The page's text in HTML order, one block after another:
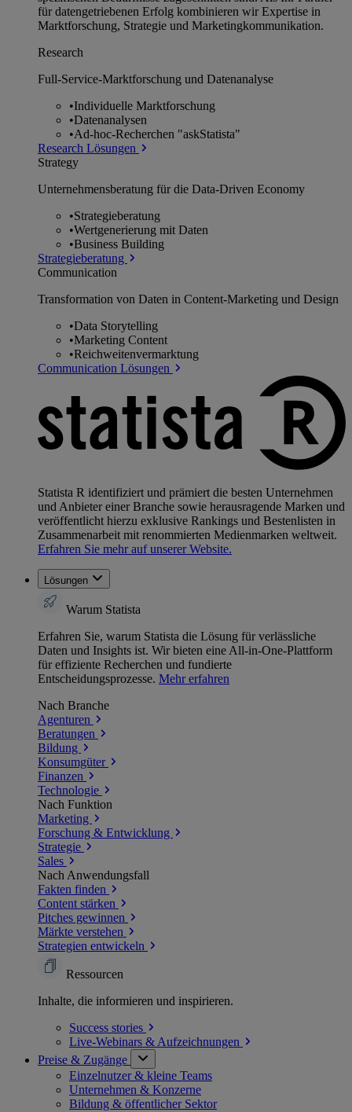
für datengetriebenen Erfolg kombinieren wir Expertise in
Marktforschung, Strategie und Marketingkommunikation.
Research
Full-Service-Marktforschung und Datenanalyse
•Individuelle Marktforschung
•Datenanalysen
•Ad-hoc-Recherchen "askStatista"
Research Lösungen
Strategy
Unternehmens­beratung für die Data-Driven Economy
•Strategieberatung
•Wertgenerierung mit Daten
•Business Building
Strategieberatung
Communication
Transformation von Daten in Content-Marketing und Design
•Data Storytelling
•Marketing Content
•Reichweitenvermarktung
Communication Lösungen
Statista R identifiziert und prämiert die besten Unternehmen
und Anbieter einer Branche sowie herausragende Marken und
veröffentlicht hierzu exklusive Rankings und Bestenlisten in
Zusammenarbeit mit renommierten Medienmarken weltweit.
Erfahren Sie mehr auf unserer Website.
Lösungen
Warum Statista
Erfahren Sie, warum Statista die Lösung für verlässliche
Daten und Insights ist. Wir bieten eine All-in-One-Plattform
für effiziente Recherchen und fundierte
Entscheidungsprozesse. Mehr erfahren
Nach Branche
Agenturen
Beratungen
Bildung
Konsumgüter
Finanzen
Technologie
Nach Funktion
Marketing
Forschung & Entwicklung
Strategie
Sales
Nach Anwendungsfall
Fakten finden
Content stärken
Pitches gewinnen
Märkte verstehen
Strategien entwickeln
Ressourcen
Inhalte, die informieren und inspirieren.
Success stories
Live-Webinars & Aufzeichnungen
Preise & Zugänge
Einzelnutzer & kleine Teams
Unternehmen & Konzerne
Bildung & öffentlicher Sektor